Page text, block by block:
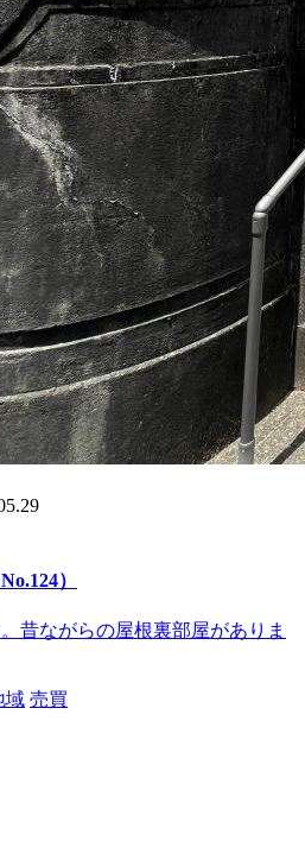
）
昔ながらの屋根裏部屋がありま
域 売買